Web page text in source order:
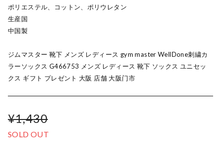
ポリエステル、コットン、ポリウレタン
生産国
中国製
ジムマスター 靴下 メンズ レディース gym master WellDone刺繍カ
ラーソックス G466753 メンズ レディース 靴下 ソックス ユニセッ
クス ギフト プレゼント 大阪 店舗 大阪门市
¥1,430
SOLD OUT